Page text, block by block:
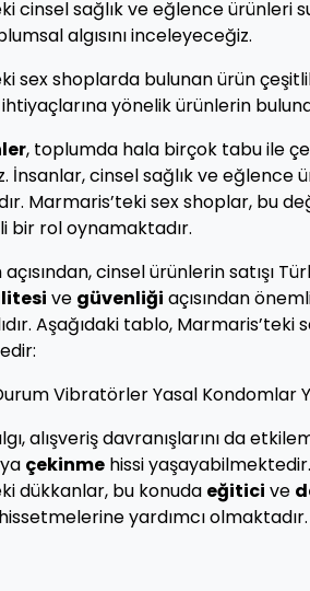
cinsel sağlık ve eğlence ürünleri
algısını inceleyeceğiz.
sex shoplarda bulunan ürün
yönelik ürünlerin
, toplumda hala birçok tabu ile
İnsanlar, cinsel sağlık ve eğlence
Marmaris’teki sex shoplar, bu
bir rol oynamaktadır.
cinsel ürünlerin satışı
ve güvenliği açısından
Aşağıdaki tablo,
Vibratörler Yasal Kondomlar
alışveriş davranışlarını da
çekinme hissi
dükkanlar, bu konuda eğitici ve
yardımcı olmaktadır.